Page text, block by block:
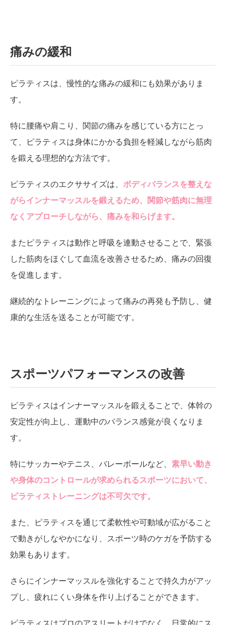
痛みの緩和
ピラティスは、慢性的な痛みの緩和にも効果がありま
す。
特に腰痛や肩こり、関節の痛みを感じている方にとっ
て、ピラティスは身体にかかる負担を軽減しながら筋肉
を鍛える理想的な方法です。
ピラティスのエクササイズは、 ボディバランスを整えな
がらインナーマッスルを鍛えるため、関節や筋肉に無理
なくアプローチしながら、痛みを和らげます。
またピラティスは動作と呼吸を連動させることで、緊張
した筋肉をほぐして血流を改善させるため、痛みの回復
を促進します。
継続的なトレーニングによって痛みの再発も予防し、健
康的な生活を送ることが可能です。
スポーツパフォーマンスの改善
ピラティスはインナーマッスルを鍛えることで、体幹の
安定性が向上し、運動中のバランス感覚が良くなりま
す。
特にサッカーやテニス、バレーボールなど、素早い動き
や身体のコントロールが求められるスポーツにおいて、
ピラティストレーニングは不可欠です。
また、ピラティスを通じて柔軟性や可動域が広がること
で動きがしなやかになり、スポーツ時のケガを予防する
効果もあります。
さらにインナーマッスルを強化することで持久力がアッ
プし、疲れにくい身体を作り上げることができます。
ピラティスはプロのアスリートだけでなく、日常的にス